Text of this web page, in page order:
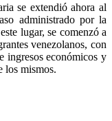
se extendió ahora al
administrado por la
lugar, se comenzó a
venezolanos, con
ingresos económicos y
los mismos.